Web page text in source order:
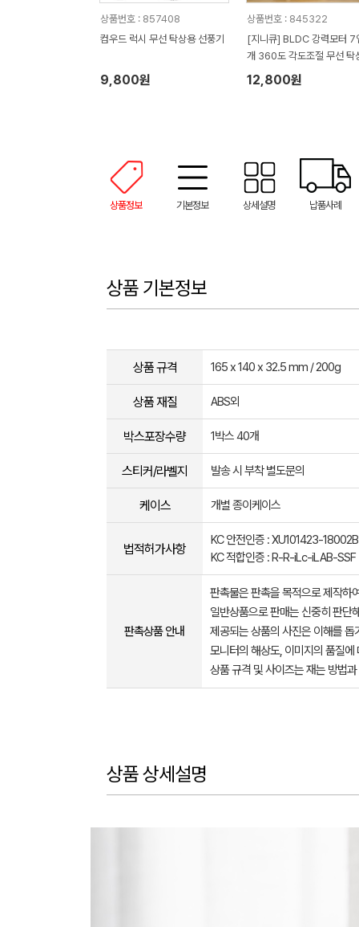
상품번호 : 857408
컴우드 럭시 무선 탁상용 선풍기
9,800원
상품번호 : 845322
[지니큐] BLDC 강력모터 7
개 360도 각도조절 무선 탁
미니선풍기 FN-760M
m x 140mm x 270mm /
12,800원
상품정보 기본정보 상세설명 납품사례
상품 기본정보
상품 규격 165 x 140 x 32.5 mm / 200g
상품 재질 ABS외
박스포장수량 1박스 40개
스티커/라벨지 발송 시 부착 별도문의
케이스 개별 종이케이스
법적허가사항
KC 안전인증 : XU101423-18002B
KC 적합인증 : R-R-iLc-iLAB-SSF
판촉상품 안내
판촉물은 판촉을 목적으로 제작하
일반상품으로 판매는 신중히 판단
제공되는 상품의 사진은 이해를
모니터의 해상도, 이미지의 품질
상품 규격 및 사이즈는 재는 방법
상품 상세설명